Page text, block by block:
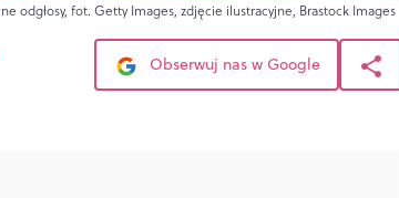
odgłosy, fot. Getty Images, zdjęcie ilustracyjne, Brastock Images
Obserwuj nas w Google